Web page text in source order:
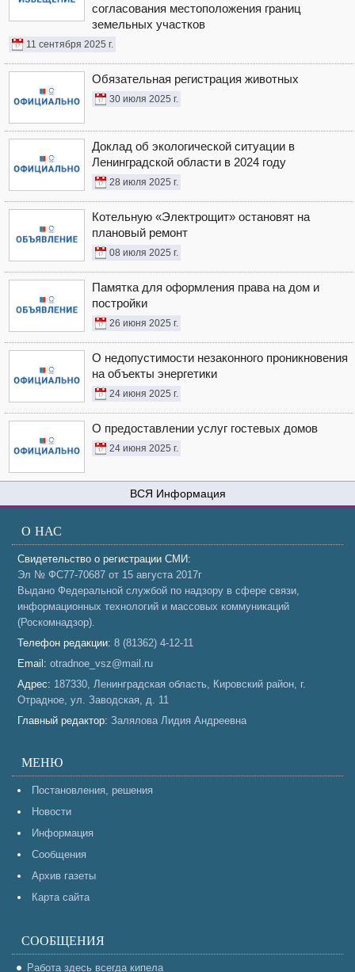
согласования местоположения границ
земельных участков
11 сентября 2025 г.
Обязательная регистрация животных
30 июля 2025 г.
Доклад об экологической ситуации в
Ленинградской области в 2024 году
28 июля 2025 г.
Котельную «Электрощит» остановят на
плановый ремонт
08 июля 2025 г.
Памятка для оформления права на дом и
постройки
26 июня 2025 г.
О недопустимости незаконного проникновения
на объекты энергетики
24 июня 2025 г.
О предоставлении услуг гостевых домов
24 июня 2025 г.
Информация
О НАС
Свидетельство о регистрации СМИ:
Эл № ФС77-70687 от 15 августа 2017г
Выдано Федеральной службой по надзору в сфере связи,
информационных технологий и массовых коммуникаций
(Роскомнадзор).
Телефон редакции: 8 (81362) 4-12-11
Email: otradnoe_vsz@mail.ru
Адрес: 187330, Ленинградская область, Кировский район, г.
Отрадное, ул. Заводская, д. 11
Главный редактор: Залялова Лидия Андреевна
МЕНЮ
Постановления, решения
Новости
Информация
Сообщения
Архив газеты
Карта сайта
СООБЩЕНИЯ
Работа здесь всегда кипела